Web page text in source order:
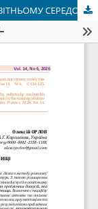
ДИСКУСІЙНІ ФОРУМИ У ЦИФРОВОМУ ОСВІТНЬОМУ СЕРЕДОВИЩІ ДЛЯ ПІДГОТОВКИ МАЙБУТНІХ УЧИТЕЛІВ-ФІЛОЛОГІВ